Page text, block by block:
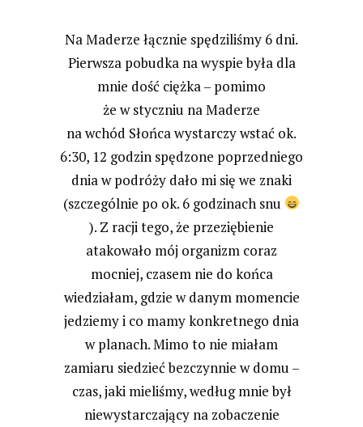
Na Maderze łącznie spędziliśmy 6 dni.
Pierwsza pobudka na wyspie była dla
mnie dość ciężka – pomimo
że w styczniu na Maderze
na wchód Słońca wystarczy wstać ok.
6:30, 12 godzin spędzone poprzedniego
dnia w podróży dało mi się we znaki
(szczególnie po ok. 6 godzinach snu
). Z racji tego, że przeziębienie
atakowało mój organizm coraz
mocniej, czasem nie do końca
wiedziałam, gdzie w danym momencie
jedziemy i co mamy konkretnego dnia
w planach. Mimo to nie miałam
zamiaru siedzieć bezczynnie w domu –
czas, jaki mieliśmy, według mnie był
niewystarczający na zobaczenie